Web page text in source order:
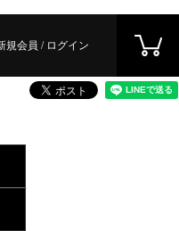
規会員 / ログイン